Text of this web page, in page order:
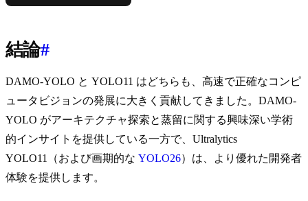
結論#
DAMO-YOLO と YOLO11 はどちらも、高速で正確なコンピ
ュータビジョンの発展に大きく貢献してきました。DAMO-
YOLO がアーキテクチャ探索と蒸留に関する興味深い学術
的インサイトを提供している一方で、Ultralytics
YOLO11（および画期的な YOLO26）は、より優れた開発者
体験を提供します。